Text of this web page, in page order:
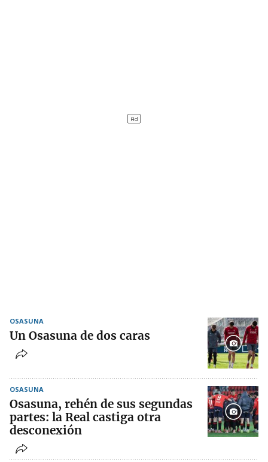
OSASUNA
Un Osasuna de dos caras
OSASUNA
Osasuna, rehén de sus segundas
partes: la Real castiga otra
desconexión